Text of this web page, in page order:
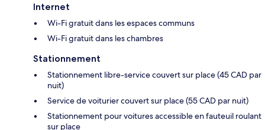
Internet
Wi-Fi gratuit dans les espaces communs
Wi-Fi gratuit dans les chambres
Stationnement
Stationnement libre-service couvert sur place (45 CAD par
nuit)
Service de voiturier couvert sur place (55 CAD par nuit)
Stationnement pour voitures accessible en fauteuil roulant
sur place